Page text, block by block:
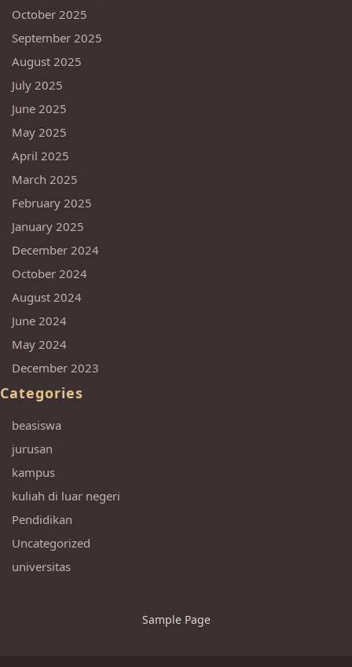
October 2025
September 2025
August 2025
July 2025
June 2025
May 2025
April 2025
March 2025
February 2025
January 2025
December 2024
October 2024
August 2024
June 2024
May 2024
December 2023
Categories
beasiswa
jurusan
kampus
kuliah di luar negeri
Pendidikan
Uncategorized
universitas
Sample Page